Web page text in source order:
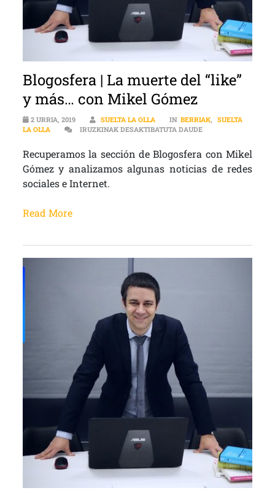
Blogosfera | La muerte del “like”
y más… con Mikel Gómez
2 URRIA, 2019 SUELTA LA OLLA IN BERRIAK, SUELTA
LA OLLA
IRUZKINAK DESAKTIBATUTA DAUDEBLOGOSFERA | LA
Recuperamos la sección de Blogosfera con Mikel
Gómez y analizamos algunas noticias de redes
sociales e Internet.
Read More